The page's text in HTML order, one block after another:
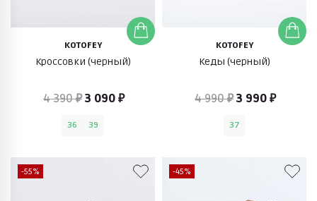
KOTOFEY
Кроссовки (черный)
4 390 ₽3 090 ₽
36 39
KOTOFEY
Кеды (черный)
4 990 ₽3 990 ₽
37
-55% -45%